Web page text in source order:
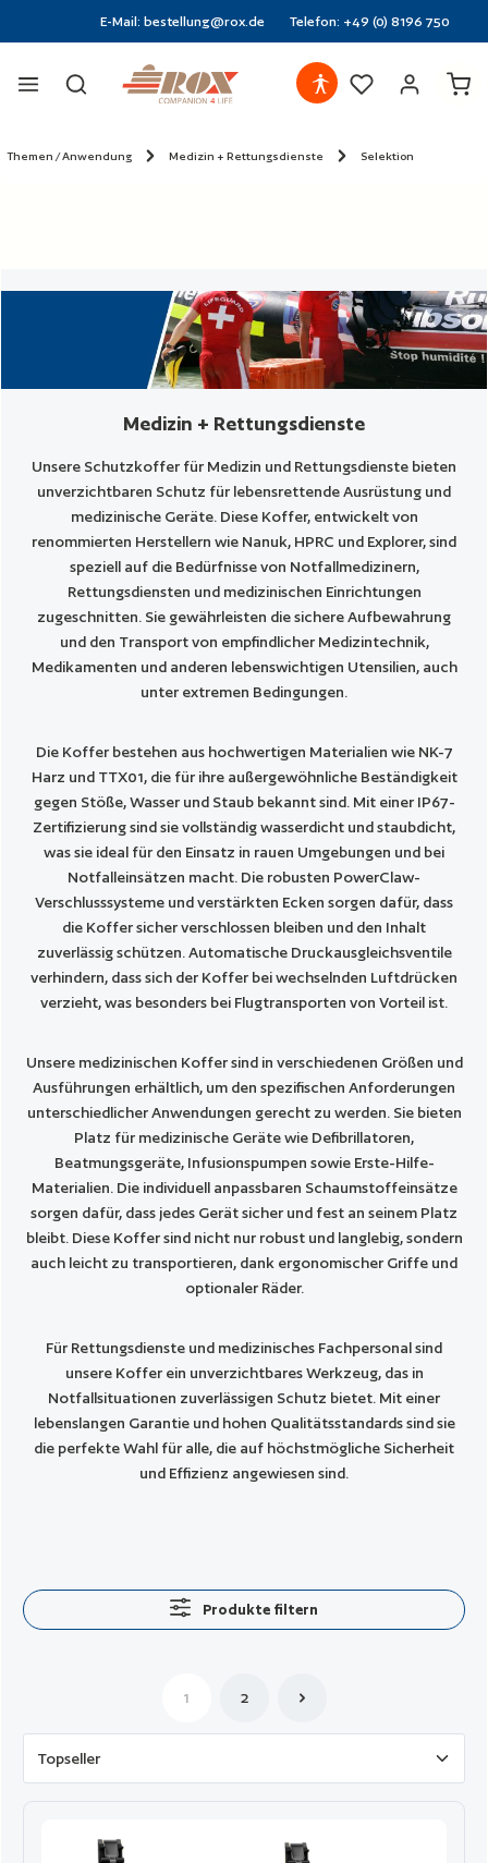
E-Mail: bestellung@rox.de Telefon: +49 (0) 8196 750
Themen / Anwendung Medizin + Rettungsdienste Selektion
Medizin + Rettungsdienste
Unsere Schutzkoffer für Medizin und Rettungsdienste bieten
unverzichtbaren Schutz für lebensrettende Ausrüstung und
medizinische Geräte. Diese Koffer, entwickelt von
renommierten Herstellern wie Nanuk, HPRC und Explorer, sind
speziell auf die Bedürfnisse von Notfallmedizinern,
Rettungsdiensten und medizinischen Einrichtungen
zugeschnitten. Sie gewährleisten die sichere Aufbewahrung
und den Transport von empfindlicher Medizintechnik,
Medikamenten und anderen lebenswichtigen Utensilien, auch
unter extremen Bedingungen.
Die Koffer bestehen aus hochwertigen Materialien wie NK-7
Harz und TTX01, die für ihre außergewöhnliche Beständigkeit
gegen Stöße, Wasser und Staub bekannt sind. Mit einer IP67-
Zertifizierung sind sie vollständig wasserdicht und staubdicht,
was sie ideal für den Einsatz in rauen Umgebungen und bei
Notfalleinsätzen macht. Die robusten PowerClaw-
Verschlusssysteme und verstärkten Ecken sorgen dafür, dass
die Koffer sicher verschlossen bleiben und den Inhalt
zuverlässig schützen. Automatische Druckausgleichsventile
verhindern, dass sich der Koffer bei wechselnden Luftdrücken
verzieht, was besonders bei Flugtransporten von Vorteil ist.
Unsere medizinischen Koffer sind in verschiedenen Größen und
Ausführungen erhältlich, um den spezifischen Anforderungen
unterschiedlicher Anwendungen gerecht zu werden. Sie bieten
Platz für medizinische Geräte wie Defibrillatoren,
Beatmungsgeräte, Infusionspumpen sowie Erste-Hilfe-
Materialien. Die individuell anpassbaren Schaumstoffeinsätze
sorgen dafür, dass jedes Gerät sicher und fest an seinem Platz
bleibt. Diese Koffer sind nicht nur robust und langlebig, sondern
auch leicht zu transportieren, dank ergonomischer Griffe und
optionaler Räder.
Für Rettungsdienste und medizinisches Fachpersonal sind
unsere Koffer ein unverzichtbares Werkzeug, das in
Notfallsituationen zuverlässigen Schutz bietet. Mit einer
lebenslangen Garantie und hohen Qualitätsstandards sind sie
die perfekte Wahl für alle, die auf höchstmögliche Sicherheit
und Effizienz angewiesen sind.
Produkte filtern
Seite
1
Seite
2